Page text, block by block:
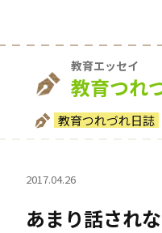
教育エッセイ
教育つれ
教育つれづれ日誌
2017.04.26
あまり話され